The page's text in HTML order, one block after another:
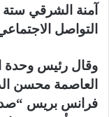
آمنة الشرقي
التواصل
وقال رئيس وحدة
العاصمة محسن
فرانس بريس